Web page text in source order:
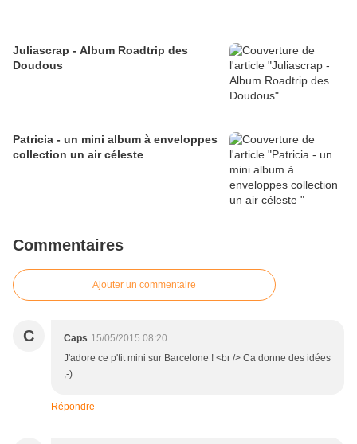
Juliascrap - Album Roadtrip des
Doudous
Patricia - un mini album à enveloppes
collection un air céleste
Commentaires
Ajouter un commentaire
C Caps 15/05/2015 08:20
J'adore ce p'tit mini sur Barcelone ! <br /> Ca donne des idées
;-)
Répondre